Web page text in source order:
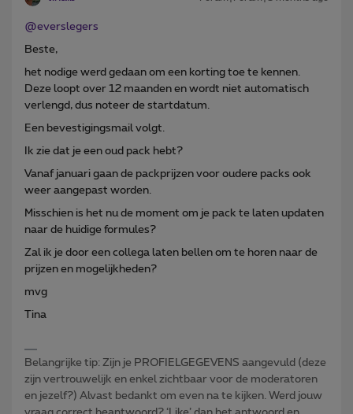
@everslegers
Beste,
het nodige werd gedaan om een korting toe te kennen.
Deze loopt over 12 maanden en wordt niet automatisch
verlengd, dus noteer de startdatum.
Een bevestigingsmail volgt.
Ik zie dat je een oud pack hebt?
Vanaf januari gaan de packprijzen voor oudere packs ook
weer aangepast worden.
Misschien is het nu de moment om je pack te laten updaten
naar de huidige formules?
Zal ik je door een collega laten bellen om te horen naar de
prijzen en mogelijkheden?
mvg
Tina
Belangrijke tip: Zijn je PROFIELGEGEVENS aangevuld (deze
zijn vertrouwelijk en enkel zichtbaar voor de moderatoren
en jezelf?) Alvast bedankt om even na te kijken. Werd jouw